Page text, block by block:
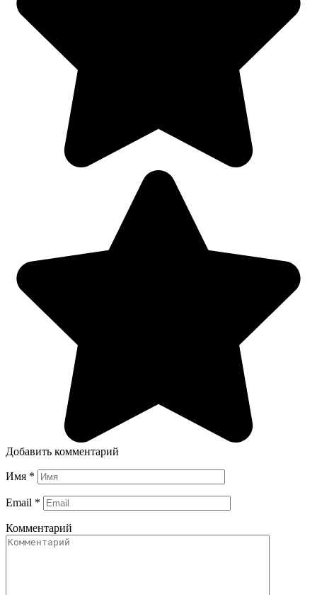
Добавить комментарий
Имя *
Email *
Комментарий